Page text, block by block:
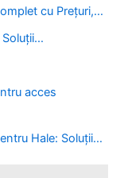
cu Prețuri,…
Soluții…
acces
Hale: Soluții…